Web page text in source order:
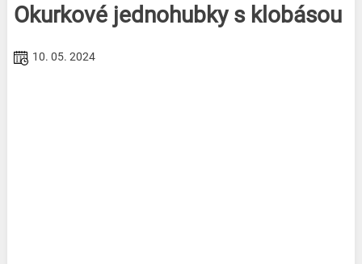
Okurkové jednohubky s klobásou
10. 05. 2024